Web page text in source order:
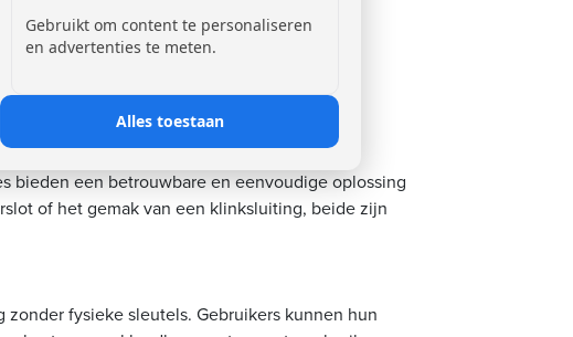
bieden een betrouwbare en eenvoudige oplossing
of het gemak van een klinksluiting, beide zijn
fysieke sleutels. Gebruikers kunnen hun
Gebruikt om content te personaliseren
en advertenties te meten.
Alles toestaan